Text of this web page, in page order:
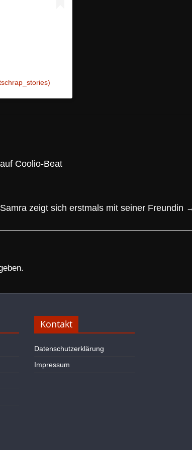
Coolio-Beat
zeigt sich erstmals mit seiner Freundin
Kontakt
Datenschutzerklärung
Impressum